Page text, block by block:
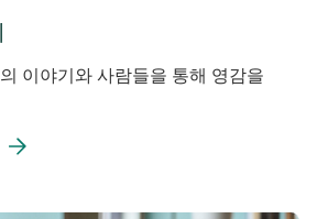
이야기와 사람들을 통해 영감을